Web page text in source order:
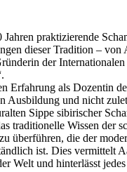
Jahren praktizierende
dieser Tradition – von
der Internationalen
Erfahrung als Dozentin
Ausbildung und nicht
Sippe sibirischer
traditionelle Wissen der
überführen, die der
ist. Dies vermittelt
Welt und hinterlässt